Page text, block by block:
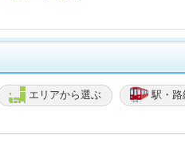
エリアから選ぶ
駅・路